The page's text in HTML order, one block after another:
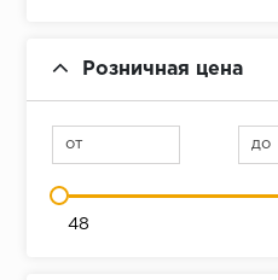
Розничная цена
от до
48